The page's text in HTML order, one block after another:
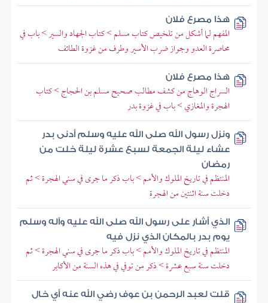
هذا مصرع فلان
المفهم لما أشكل من تلخيص كتاب مسلم > كتاب الجهاد والسير > باب في
محاصرة العدو وجواز ضرب الأسير وطرف من غزوة الطائف
هذا مصرع فلان
السراج الوهاج من كشف مطالب صحيح مسلم بن الحجاج > كتاب
الهجرة والمغازي > باب في غزوة بدر
ونزل رسول الله صلى الله عليه وسلم أدنى بدر
عشاء ليلة الجمعة لسبع عشرة ليلة خلت من
رمضان
المنتظم في تاريخ الملوك والأمم > باب ذكر ما جرى في سني الهجرة > ثم
دخلت سنة اثنتين من الهجرة
الذي أشار على رسول الله صلى الله عليه وآله وسلم
يوم بدر بالمكان الذي نزل فيه
المنتظم في تاريخ الملوك والأمم > باب ذكر ما جرى في سني الهجرة > ثم
دخلت سنة سبع عشرة > ذكر من توفي في هذه السنة من الأكابر
قلت لعبد الرحمن بن عوف رضي الله عنه أي خال